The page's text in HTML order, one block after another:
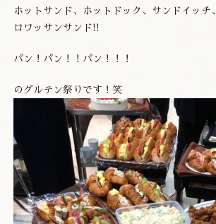
ホットサンド、ホットドック、サンドイッチ
ロワッサンサンド!!
パン！パン！！パン！！！
のグルテン祭りです！笑